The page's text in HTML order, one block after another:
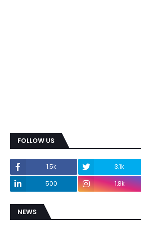
FOLLOW US
1.5k 3.1k
500
1.8k
NEWS